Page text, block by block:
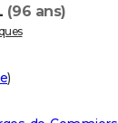
(96 ans)
)